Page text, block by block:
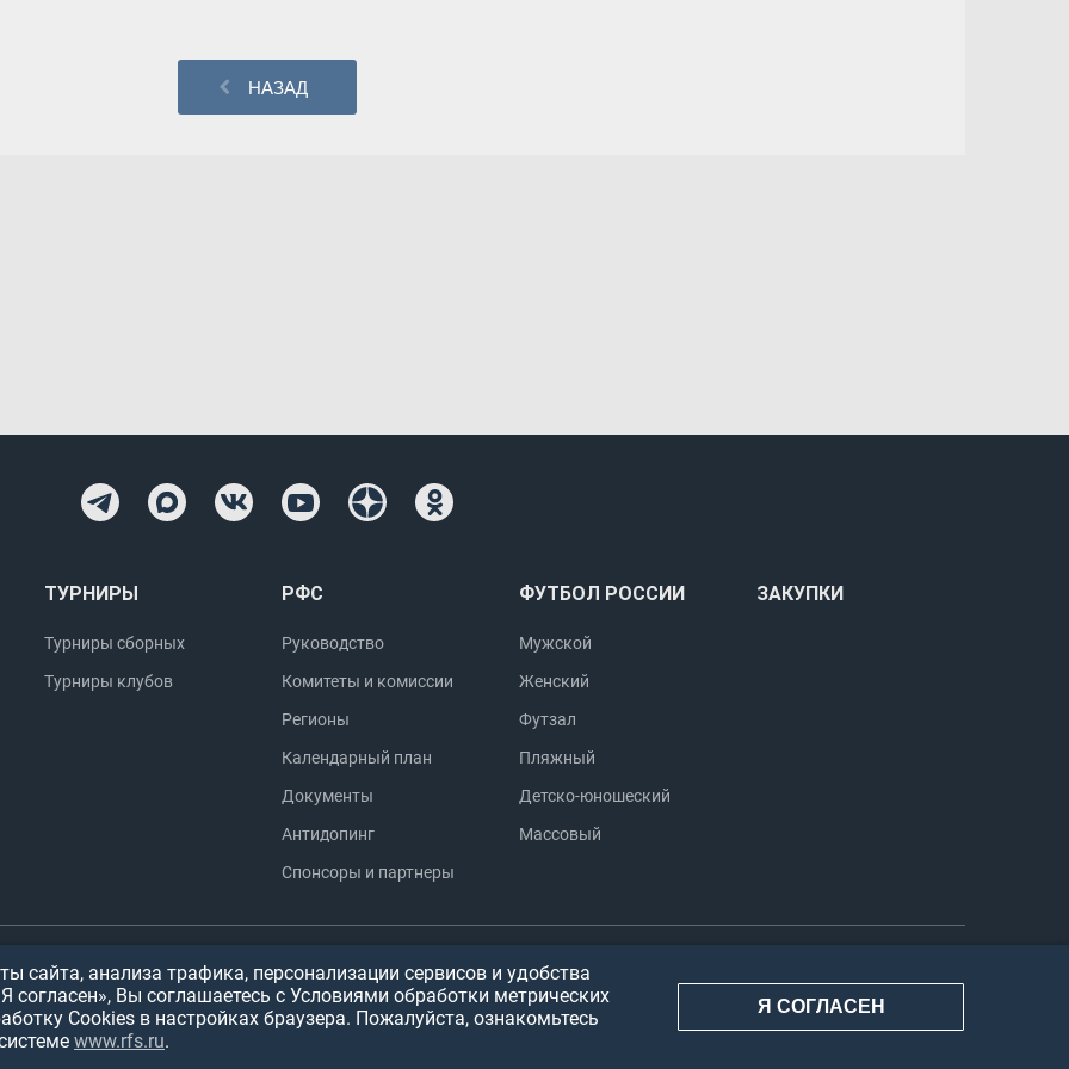
НАЗАД
ТУРНИРЫ
Турниры сборных
Турниры клубов
РФС
Руководство
Комитеты и комиссии
Регионы
Календарный план
Документы
Антидопинг
Спонсоры и партнеры
ФУТБОЛ РОССИИ
Мужской
Женский
Футзал
Пляжный
Детско-юношеский
Массовый
ЗАКУПКИ
Контактная
информация
Политика обработки
персональных данных
Использование
информации
Мобильная версия
сайта
анализа трафика, персонализации сервисов и удобства
согласен», Вы соглашаетесь с Условиями обработки метрических
Cookies в настройках браузера. Пожалуйста, ознакомьтесь
www.rfs.ru.
Я СОГЛАСЕН